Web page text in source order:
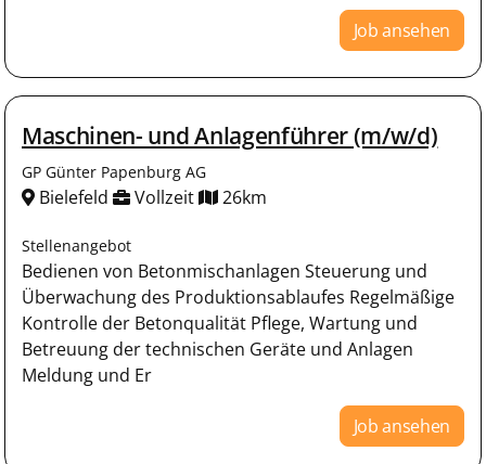
Job ansehen
Maschinen- und Anlagenführer (m/w/d)
GP Günter Papenburg AG
Bielefeld Vollzeit 26km
Stellenangebot
Bedienen von Betonmischanlagen Steuerung und
Überwachung des Produktionsablaufes Regelmäßige
Kontrolle der Betonqualität Pflege, Wartung und
Betreuung der technischen Geräte und Anlagen
Meldung und Er
Job ansehen